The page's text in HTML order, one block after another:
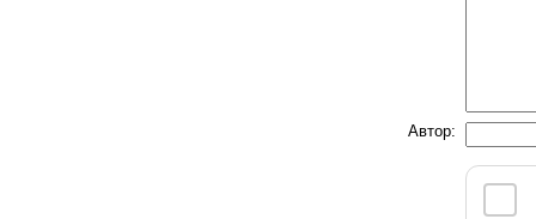
Автор: